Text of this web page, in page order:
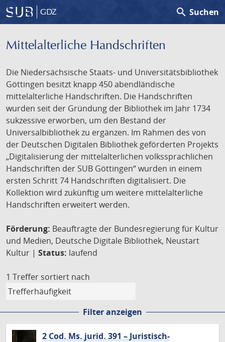
GDZ search Suchen
Mittelalterliche Handschriften
Die Niedersächsische Staats- und Universitätsbibliothek
Göttingen besitzt knapp 450 abendländische
mittelalterliche Handschriften. Die Handschriften
wurden seit der Gründung der Bibliothek im Jahr 1734
sukzessive erworben, um den Bestand der
Universalbibliothek zu ergänzen. Im Rahmen des von
der Deutschen Digitalen Bibliothek geförderten Projekts
„Digitalisierung der mittelalterlichen volkssprachlichen
Handschriften der SUB Göttingen“ wurden in einem
ersten Schritt 74 Handschriften digitalisiert. Die
Kollektion wird zukünftig um weitere mittelalterliche
Handschriften erweitert werden.
Förderung: Beauftragte der Bundesregierung für Kultur
und Medien, Deutsche Digitale Bibliothek, Neustart
Kultur | Status: laufend
1 Treffer sortiert nach
Filter anzeigen
2 Cod. Ms. jurid. 391 – Juristisch-